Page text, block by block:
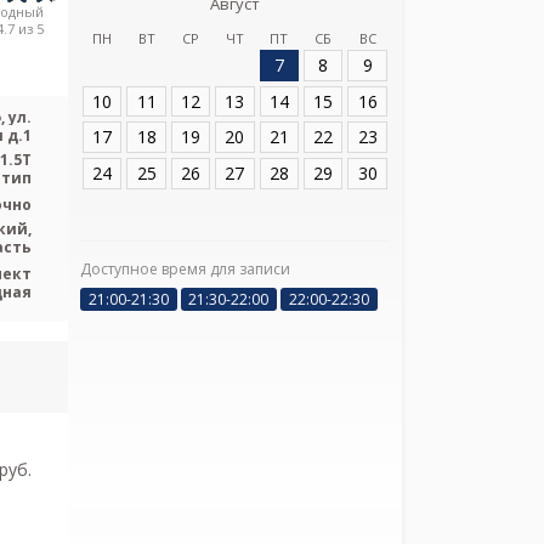
ул.
д.1
Заявка на прием
Август
ПТ СБ ВС
7 8
9
10
11 12 13 14 15
16
17
18 19 20 21 22
23
Доступное время для записи